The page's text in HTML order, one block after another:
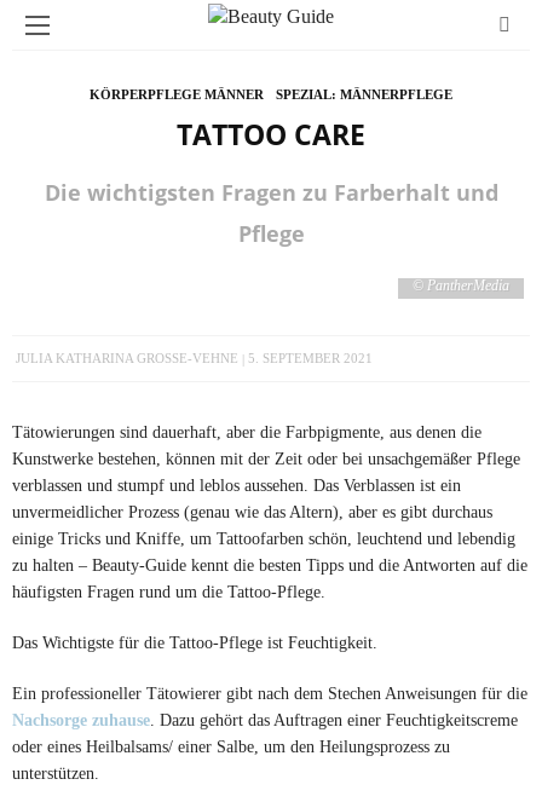
KÖRPERPFLEGE MÄNNER SPEZIAL: MÄNNERPFLEGE
TATTOO CARE
Die wichtigsten Fragen zu Farberhalt und
Pflege
© PantherMedia
JULIA KATHARINA GROSSE-VEHNE 5. SEPTEMBER 2021
Tätowierungen sind dauerhaft, aber die Farbpigmente, aus denen die
Kunstwerke bestehen, können mit der Zeit oder bei unsachgemäßer Pflege
verblassen und stumpf und leblos aussehen. Das Verblassen ist ein
unvermeidlicher Prozess (genau wie das Altern), aber es gibt durchaus
einige Tricks und Kniffe, um Tattoofarben schön, leuchtend und lebendig
zu halten – Beauty-Guide kennt die besten Tipps und die Antworten auf die
häufigsten Fragen rund um die Tattoo-Pflege.
Das Wichtigste für die Tattoo-Pflege ist Feuchtigkeit.
Ein professioneller Tätowierer gibt nach dem Stechen Anweisungen für die
Nachsorge zuhause. Dazu gehört das Auftragen einer Feuchtigkeitscreme
oder eines Heilbalsams/ einer Salbe, um den Heilungsprozess zu
unterstützen.